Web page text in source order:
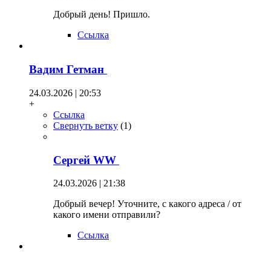
Добрый день! Пришло.
Ссылка
Вадим Гетман
24.03.2026 | 20:53
+
Ссылка
Свернуть ветку (1)
Сергей WW
24.03.2026 | 21:38
Добрый вечер! Уточните, с какого адреса / от
какого имени отправили?
Ссылка